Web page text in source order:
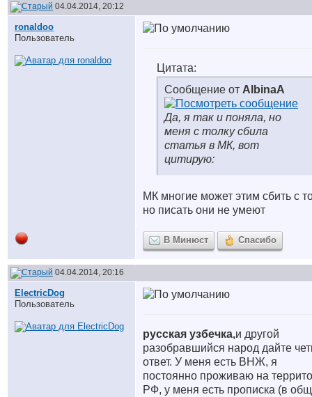
04.04.2014, 20:12
ronaldoo
Пользователь
Цитата:
Сообщение от AlbinaA
Да, я так и поняла, но
меня с толку сбила
статья в МК, вот
цитирую:
МК многие может этим сбить с
но писать они не умеют
В Минюст Спасибо
04.04.2014, 20:16
ElectricDog
Пользователь
русская узбечка,и другой
разобравшийся народ дайте
ответ. У меня есть ВНЖ, я
постоянно проживаю на
РФ, у меня есть прописка (в